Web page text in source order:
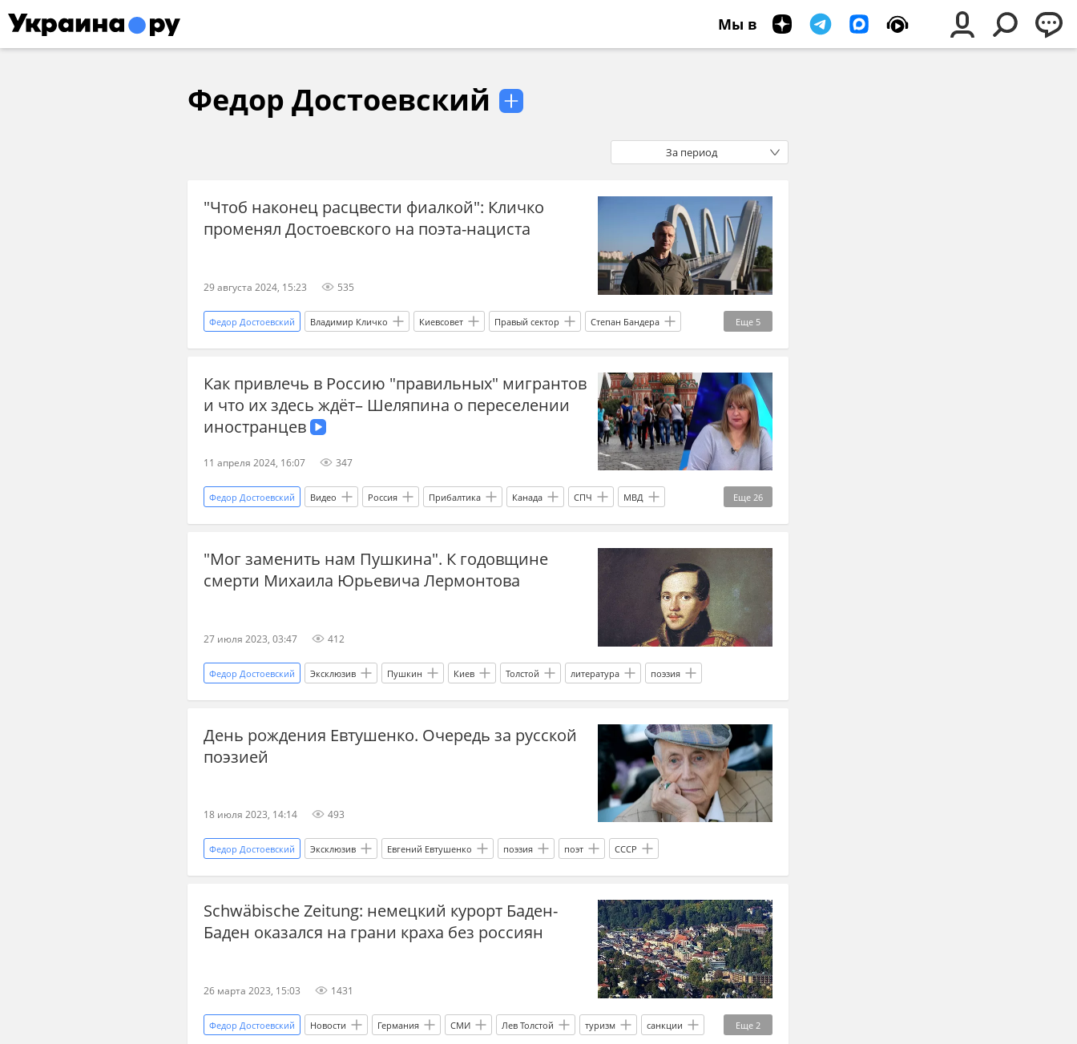
Мы в
Федор Достоевский
За период
"Чтоб наконец расцвести фиалкой": Кличко
променял Достоевского на поэта-нациста
29 августа 2024, 15:23 535
Еще 5
Федор Достоевский Владимир Кличко Киевсовет Правый сектор Степан Бандера
Донбасс Киев улица переименование нацисты
Как привлечь в Россию "правильных" мигрантов
и что их здесь ждёт– Шеляпина о переселении
иностранцев
11 апреля 2024, 16:07 347
Еще 26
Федор Достоевский Видео Россия Прибалтика Канада СПЧ МВД
Русофобия соотечественники переселенцы Латвия Литва Эстония
Кирилл Вышинский репатриация президент Закон
Сибирь Европа Урал паспорт волонтеры промышленность
миграция
"Мог заменить нам Пушкина". К годовщине
смерти Михаила Юрьевича Лермонтова
27 июля 2023, 03:47 412
Федор Достоевский Эксклюзив Пушкин Киев Толстой литература поэзия
День рождения Евтушенко. Очередь за русской
поэзией
18 июля 2023, 14:14 493
Федор Достоевский Эксклюзив Евгений Евтушенко поэзия поэт СССР
Schwäbische Zeitung: немецкий курорт Баден-
Баден оказался на грани краха без россиян
26 марта 2023, 15:03 1431
Еще 2
Федор Достоевский Новости Германия СМИ Лев Толстой туризм санкции